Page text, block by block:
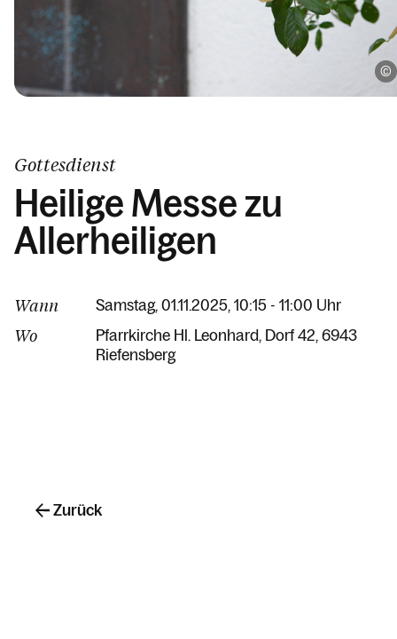
Gottesdienst
Heilige Messe zu
Allerheiligen
Wann Samstag, 01.11.2025, 10:15 - 11:00 Uhr
Wo Pfarrkirche Hl. Leonhard Dorf 42 6943
Riefensberg
Zurück